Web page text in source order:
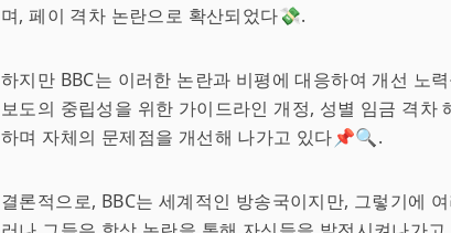
며, 페이 격차 논란으로 확산되었다💸.
하지만 BBC는 이러한 논란과 비평에 대응하여 개선 노
보도의 중립성을 위한 가이드라인 개정, 성별 임금 격차
하며 자체의 문제점을 개선해 나가고 있다📌🔍.
결론적으로, BBC는 세계적인 방송국이지만, 그렇기에